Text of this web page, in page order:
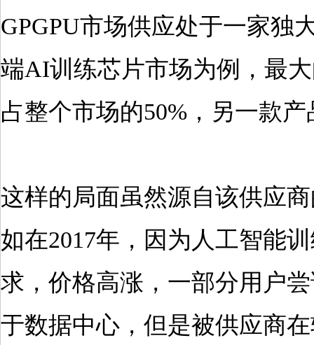
GPGPU市场供应处于一家独
端AI训练芯片市场为例，最
占整个市场的50%，另一款产
这样的局面虽然源自该供应
如在2017年，因为人工智能
求，价格高涨，一部分用户
于数据中心，但是被供应商